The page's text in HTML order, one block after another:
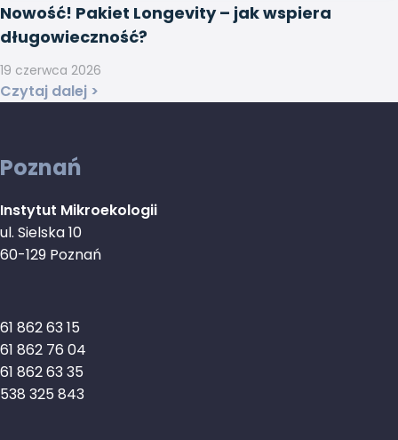
Nowość! Pakiet Longevity – jak wspiera
długowieczność?
Czytaj dalej >
19 czerwca 2026
Poznań
Instytut Mikroekologii
ul. Sielska 10
60-129 Poznań
61 862 63 15
61 862 76 04
61 862 63 35
538 325 843